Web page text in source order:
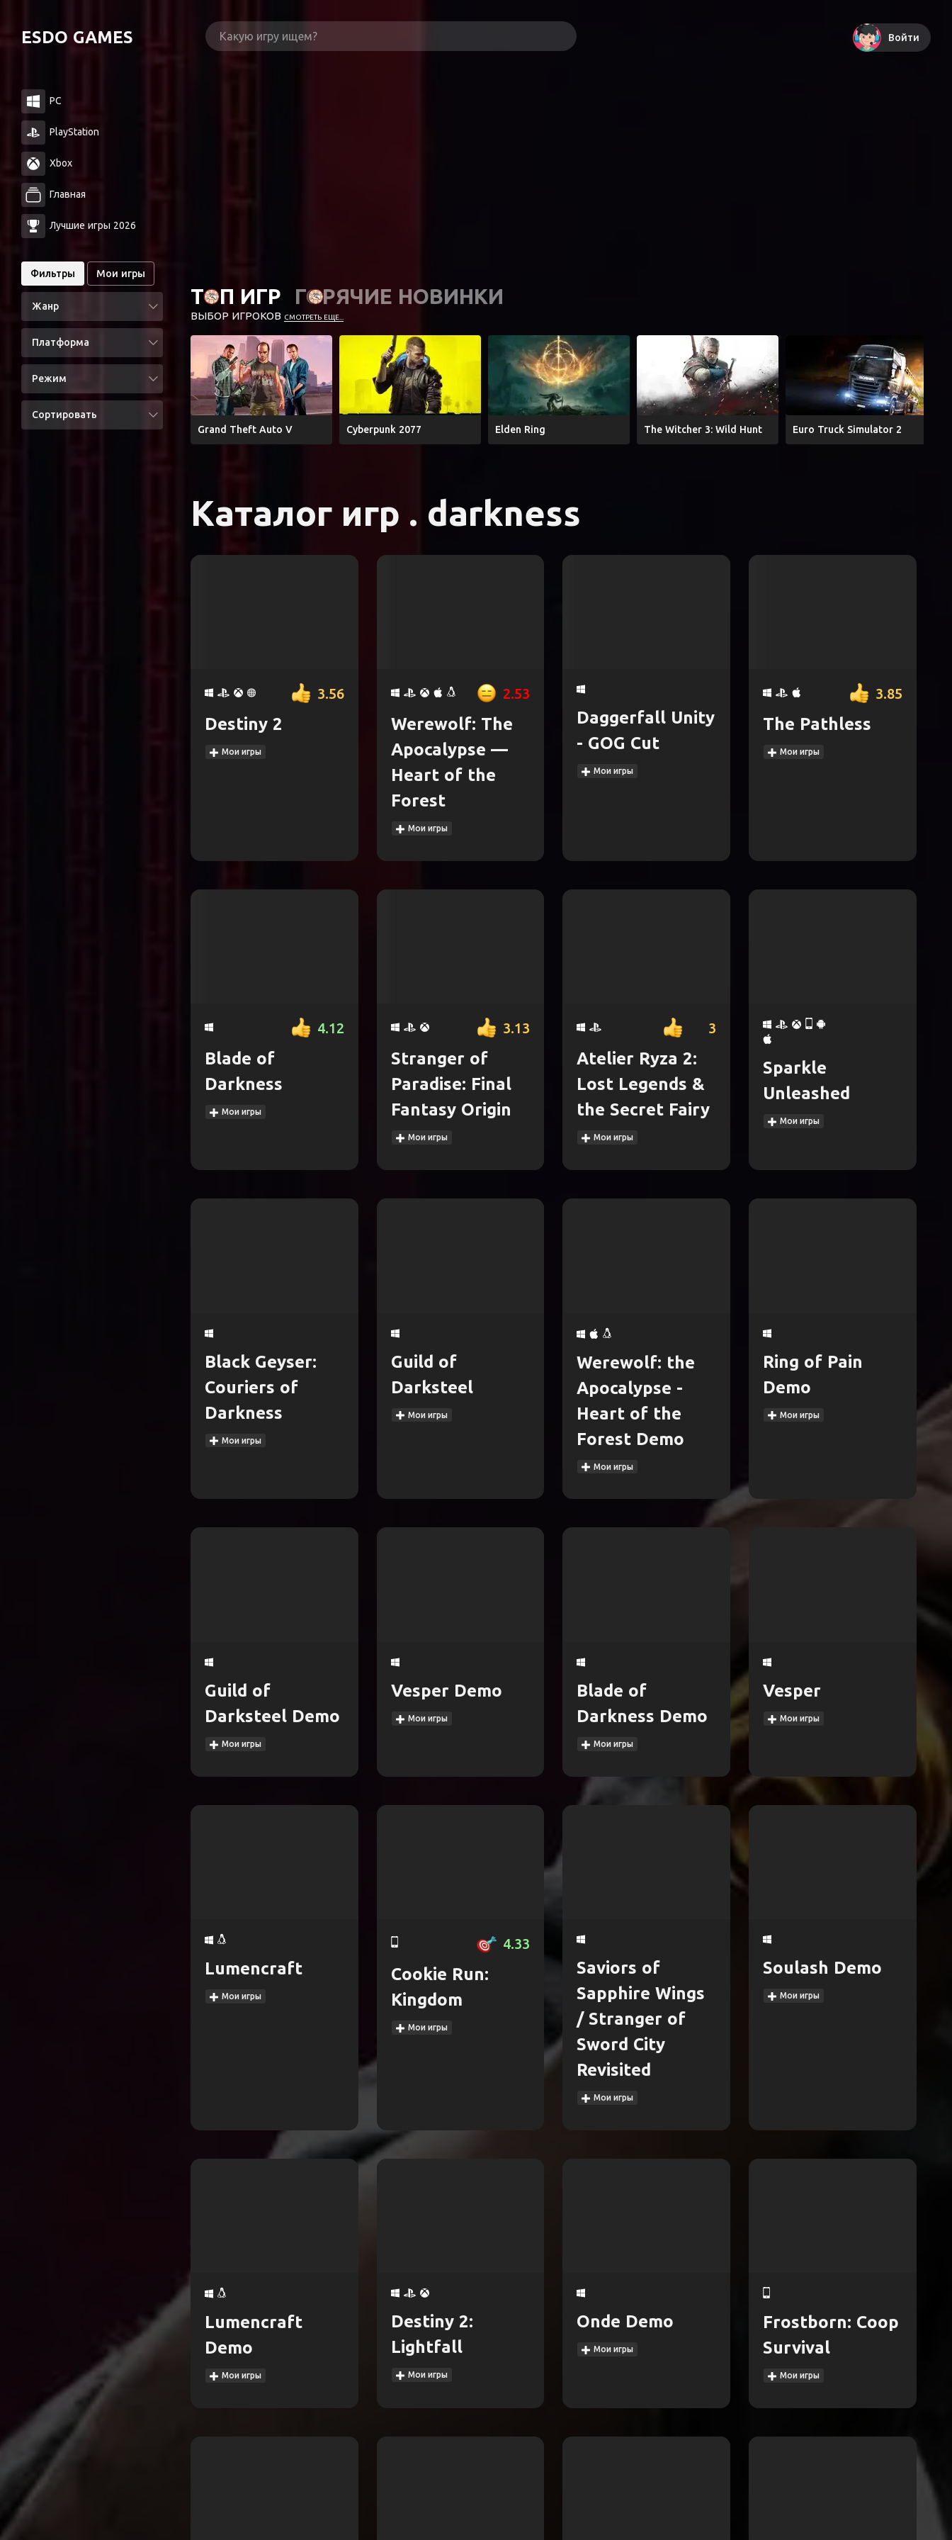
ESDO GAMES Войти
PC
PlayStation
Xbox
Главная
Лучшие игры 2026
Фильтры Мои игры
Жанр
Платформа
Режим
Сортировать
ТОП ИГР ГОРЯЧИЕ НОВИНКИ
ВЫБОР ИГРОКОВ СМОТРЕТЬ ЕЩЕ...
Grand Theft Auto V Cyberpunk 2077 Elden Ring The Witcher 3: Wild Hunt Euro Truck Simulator 2
Каталог игр . darkness
3.56
Destiny 2
Мои игры
2.53
Werewolf: The
Apocalypse —
Heart of the
Forest
Мои игры
Daggerfall Unity
- GOG Cut
Мои игры
3.85
The Pathless
Мои игры
4.12
Blade of
Darkness
Мои игры
3.13
Stranger of
Paradise: Final
Fantasy Origin
Мои игры
3
Atelier Ryza 2:
Lost Legends &
the Secret Fairy
Мои игры
Sparkle
Unleashed
Мои игры
Black Geyser:
Couriers of
Darkness
Мои игры
Guild of
Darksteel
Мои игры
Werewolf: the
Apocalypse -
Heart of the
Forest Demo
Мои игры
Ring of Pain
Demo
Мои игры
Guild of
Darksteel Demo
Мои игры
Vesper Demo
Мои игры
Blade of
Darkness Demo
Мои игры
Vesper
Мои игры
Lumencraft
Мои игры
4.33
Cookie Run:
Kingdom
Мои игры
Saviors of
Sapphire Wings
/ Stranger of
Sword City
Revisited
Мои игры
Soulash Demo
Мои игры
Lumencraft
Demo
Мои игры
Destiny 2:
Lightfall
Мои игры
Onde Demo
Мои игры
Frostborn: Coop
Survival
Мои игры